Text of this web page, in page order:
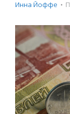
Инна Йоффе ·